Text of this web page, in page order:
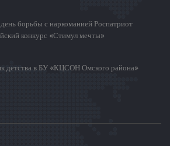
борьбы с наркоманией Роспатриот
конкурс «Стимул мечты»
детства в БУ «КЦСОН Омского района»